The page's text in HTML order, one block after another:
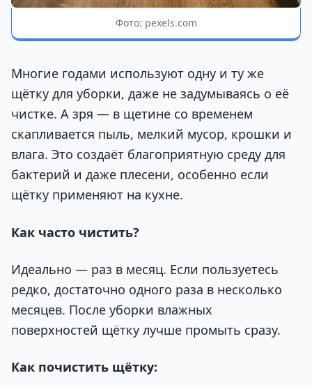
Фото: pexels.com
Многие годами используют одну и ту же
щётку для уборки, даже не задумываясь о её
чистке. А зря — в щетине со временем
скапливается пыль, мелкий мусор, крошки и
влага. Это создаёт благоприятную среду для
бактерий и даже плесени, особенно если
щётку применяют на кухне.
Как часто чистить?
Идеально — раз в месяц. Если пользуетесь
редко, достаточно одного раза в несколько
месяцев. После уборки влажных
поверхностей щётку лучше промыть сразу.
Как почистить щётку: